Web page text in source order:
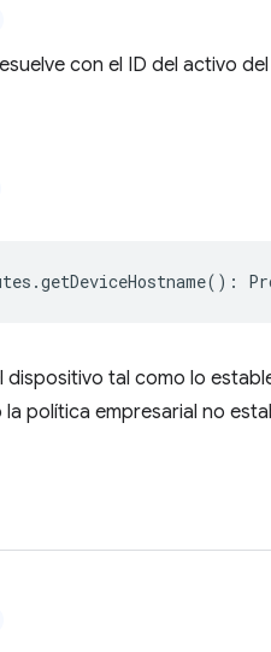
con el ID del activo
.getDeviceHostname() :
tal como lo
política empresarial no